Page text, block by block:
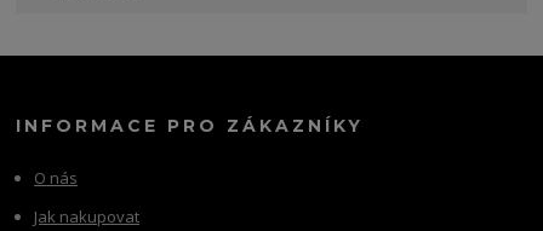
INFORMACE PRO ZÁKAZNÍKY
O nás
Jak nakupovat